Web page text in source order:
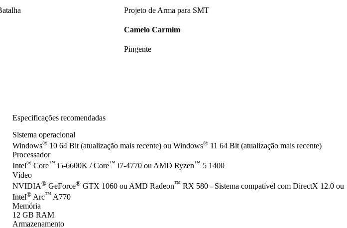
Projeto de Arma para SMT
Camelo Carmim
Pingente
Especificações recomendadas
Sistema operacional
Windows® 10 64 Bit (atualização mais recente) ou Windows® 11 64 Bit (atualização mais recente)
Processador
Intel® Core™ i5-6600K / Core™ i7-4770 ou AMD Ryzen™ 5 1400
Vídeo
NVIDIA® GeForce® GTX 1060 ou AMD Radeon™ RX 580 - Sistema compatível com DirectX 12.0 ou
Intel® Arc™ A770
Memória
12 GB RAM
Armazenamento